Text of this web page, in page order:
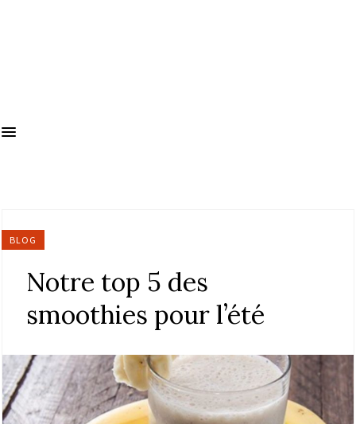
BLOG
Notre top 5 des
smoothies pour l’été